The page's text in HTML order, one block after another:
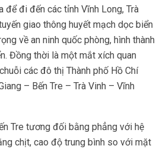
để đi đến các tỉnh Vĩnh Long, Trà
giao thông huyết mạch dọc biển
về an ninh quốc phòng, hình thành
Đồng thời là một mắt xích quan
các đô thị Thành phố Hồ Chí
– Bến Tre – Trà Vinh – Vĩnh
Tre tương đối bằng phẳng với hệ
chịt, cao độ trung bình so với mặt